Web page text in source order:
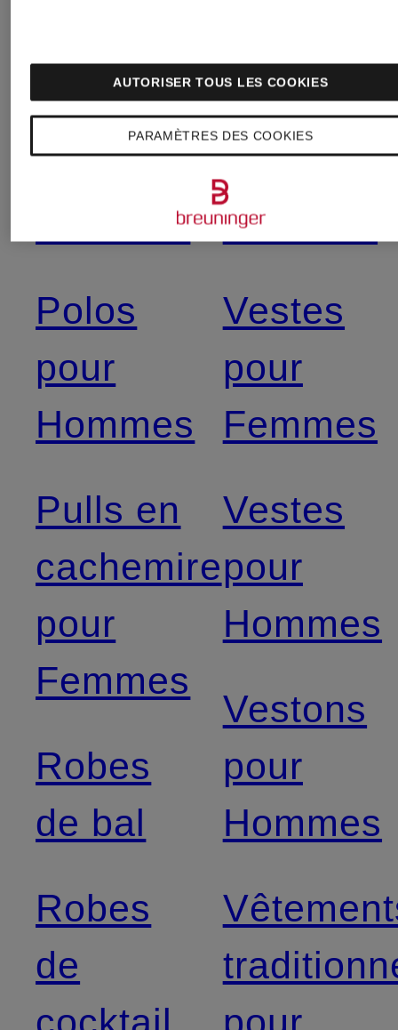
Pantalons
pour
Femmes
Polos
pour
Hommes
Pulls en
cachemire
pour
Femmes
Robes
de bal
Robes
de
Tailleurs-
pantalons
pour
Femmes
Vestes
pour
Femmes
Vestes
pour
Hommes
Vestons
pour
Hommes
PARAMÈTRES DES COOKIES
AUTORISER TOUS LES COOKIES